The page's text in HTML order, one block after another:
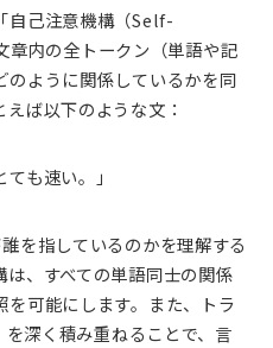
自己注意機構（Self-
内の全トークン（単語や記
のように関係しているかを同
ば以下のような文：
も速い。」
を指しているのかを理解する
、すべての単語同士の関係
可能にします。また、トラ
深く積み重ねることで、言